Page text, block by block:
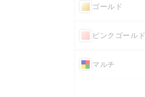
ゴールド
ピンクゴールド
マルチ